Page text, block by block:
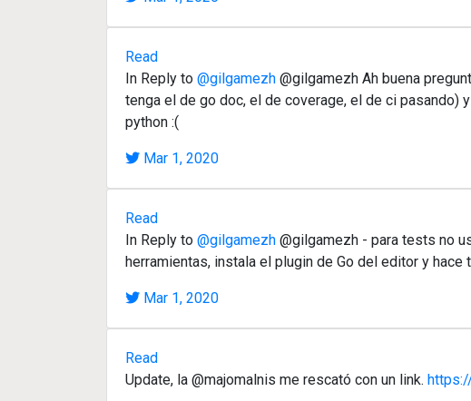
Read
In Reply to @gilgamezh @gilgamezh Ah buena
tenga el de go doc, el de coverage, el de ci pasando)
python :(
Mar 1, 2020
Read
In Reply to @gilgamezh @gilgamezh - para tests no
herramientas, instala el plugin de Go del editor y hace
Mar 1, 2020
Read
Update, la @majomalnis me rescató con un link.